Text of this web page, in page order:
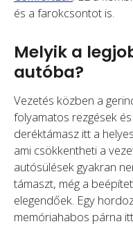
és a farokcsontot is.
Melyik a
autóba?
Vezetés közben a
folyamatos rezgések
deréktámasz itt a
ami csökkentheti a
autósülések gyakran
támaszt, még a
elegendőek. Egy
memóriahabos párna